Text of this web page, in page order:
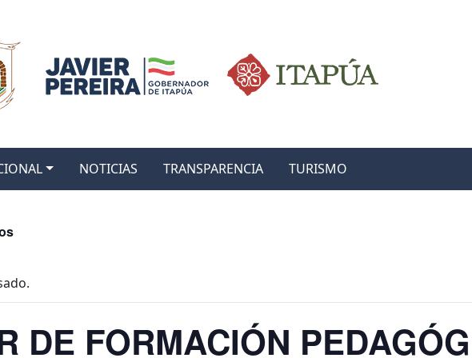
NOTICIAS TRANSPARENCIA TURISMO
DE FORMACIÓN